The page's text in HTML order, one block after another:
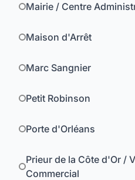
Mairie / Centre
Maison d'Arrêt
Marc Sangnier
Petit Robinson
Porte d'Orléans
Prieur de la Côte d'Or /
Commercial